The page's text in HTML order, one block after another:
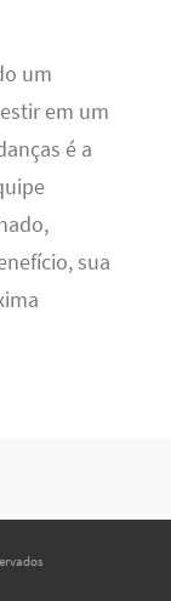
um
em um
é a
sua